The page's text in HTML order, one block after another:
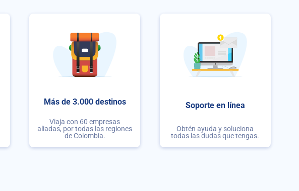
Más de 3.000 destinos
Viaja con 60 empresas
aliadas, por todas las regiones
de Colombia.
Soporte en línea
Obtén ayuda y soluciona
todas las dudas que tengas.